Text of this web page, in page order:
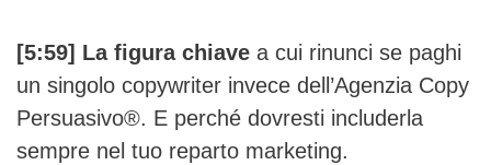
[5:59] La figura chiave a cui rinunci se paghi
un singolo copywriter invece dell’Agenzia Copy
Persuasivo®. E perché dovresti includerla
sempre nel tuo reparto marketing.